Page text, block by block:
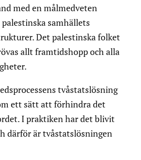
med en målmedveten
samhällets
Det palestinska folket
allt framtidshopp och alla
tvåstatslösning
ett sätt att förhindra det
I praktiken har det blivit
därför är tvåstatslösningen